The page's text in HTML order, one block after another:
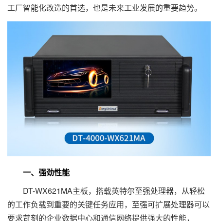
工厂智能化改造的首选，也是未来工业发展的重要趋势。
一、强劲性能
DT-WX621MA主板，搭载英特尔至强处理器，从轻松
的工作负载到重要的关键任务应用，至强可扩展处理器可以
要求苛刻的企业数据中心和通信网络提供强大的性能，